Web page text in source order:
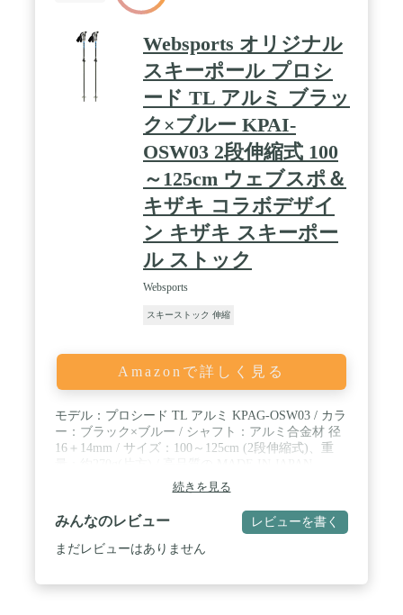
Websports オリジナル
スキーポール プロシ
ード TL アルミ ブラッ
ク×ブルー KPAI-
OSW03 2段伸縮式 100
～125cm ウェブスポ＆
キザキ コラボデザイ
ン キザキ スキーポー
ル ストック
Websports
スキーストック 伸縮
Amazonで詳しく見る
モデル：プロシード TL アルミ KPAG-OSW03 / カラ
ー：ブラック×ブルー / シャフト：アルミ合金材 径
16＋14mm / サイズ：100～125cm (2段伸縮式)、重
続きを見る
みんなのレビュー レビューを書く
まだレビューはありません